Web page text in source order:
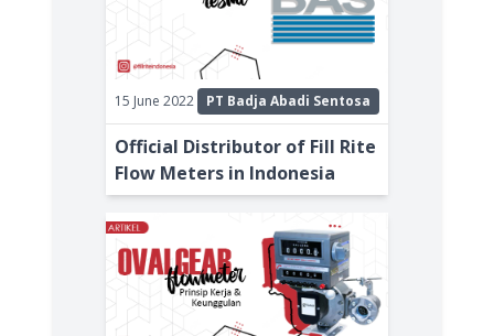
15 June 2022 PT Badja Abadi Sentosa
Official Distributor of Fill Rite
Flow Meters in Indonesia